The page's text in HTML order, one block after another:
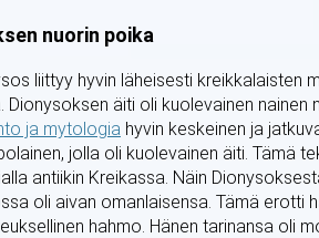
nuorin poika
liittyy hyvin läheisesti kreikkalaisten
Dionysoksen äiti oli kuolevainen
ja mytologia hyvin keskeinen ja
jolla oli kuolevainen äiti. Tämä
antiikin Kreikassa. Näin
oli aivan omanlaisensa. Tämä erotti
hahmo. Hänen tarinansa oli